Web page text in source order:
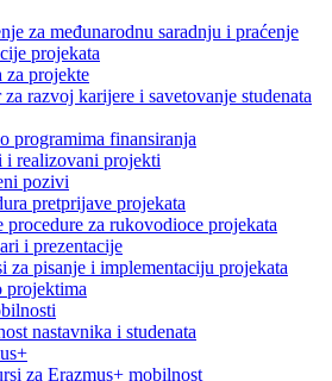
za međunarodnu saradnju i praćenje
projekata
za projekte
za razvoj karijere i savetovanje studenata
programima finansiranja
i realizovani projekti
pozivi
pretprijave projekata
procedure za rukovodioce projekata
i prezentacije
za pisanje i implementaciju projekata
projektima
nastavnika i studenata
za Erazmus+ mobilnost